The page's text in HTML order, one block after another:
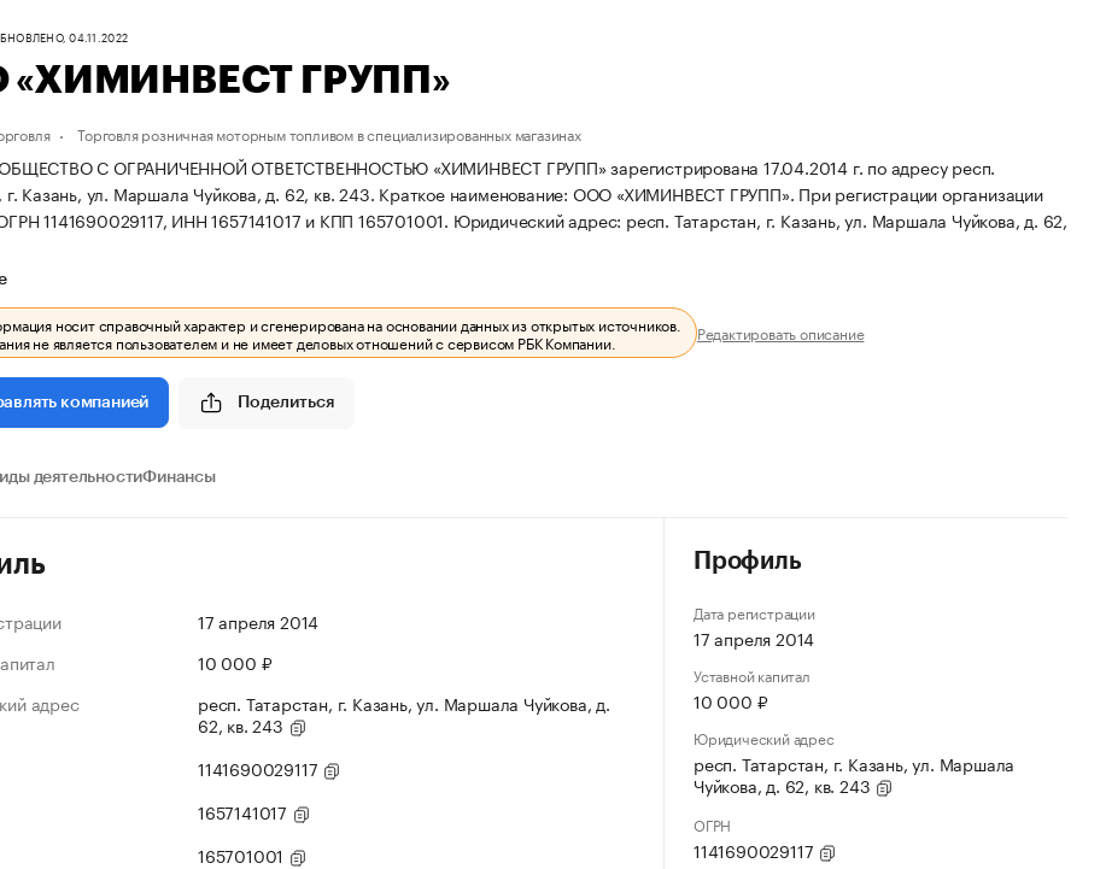
04.11.2022
«ХИМИНВЕСТ ГРУПП»
Торговля розничная моторным топливом в специализированных магазинах
С ОГРАНИЧЕННОЙ ОТВЕТСТВЕННОСТЬЮ «ХИМИНВЕСТ ГРУПП» зарегистрирована 17.04.2014 г. по адресу респ.
г. Казань, ул. Маршала Чуйкова, д. 62, кв. 243. Краткое наименование: ООО «ХИМИНВЕСТ ГРУПП». При регистрации организации
1141690029117, ИНН 1657141017 и КПП 165701001. Юридический адрес: респ. Татарстан, г. Казань, ул. Маршала Чуйкова, д. 62,
носит справочный характер и сгенерирована на основании данных из открытых источников.
не является пользователем и не имеет деловых отношений с сервисом РБК Компании. Редактировать описание
компанией Поделиться
деятельностиФинансы
17 апреля 2014
10 000 ₽
адрес
респ. Татарстан, г. Казань, ул. Маршала Чуйкова, д.
62, кв. 243
1141690029117
1657141017
165701001
Профиль
Дата регистрации
17 апреля 2014
Уставной капитал
10 000 ₽
Юридический адрес
респ. Татарстан, г. Казань, ул. Маршала
Чуйкова, д. 62, кв. 243
ОГРН
1141690029117